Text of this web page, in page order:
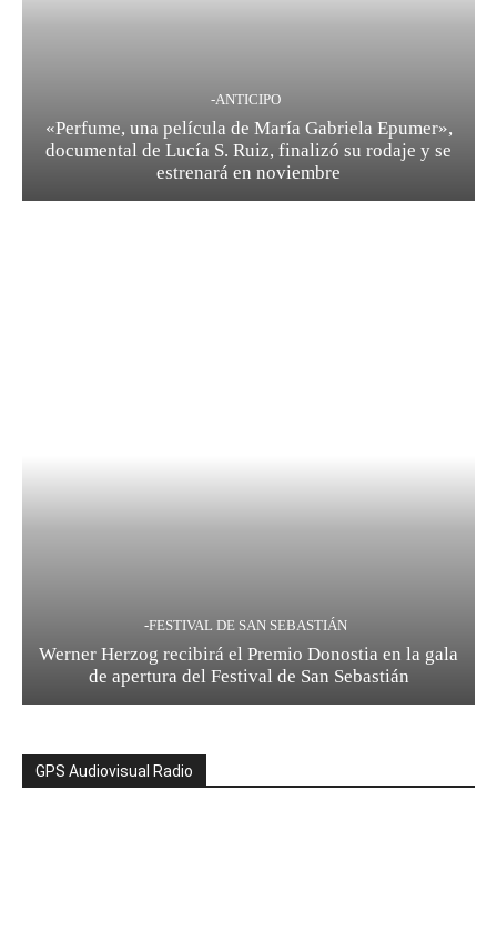
-ANTICIPO
«Perfume, una película de María Gabriela Epumer»,
documental de Lucía S. Ruiz, finalizó su rodaje y se
estrenará en noviembre
-FESTIVAL DE SAN SEBASTIÁN
Werner Herzog recibirá el Premio Donostia en la gala
de apertura del Festival de San Sebastián
GPS Audiovisual Radio